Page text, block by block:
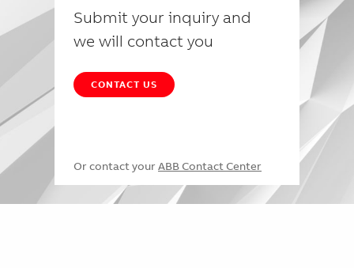
Submit your inquiry and
we will contact you
CONTACT US
Or contact your ABB Contact Center